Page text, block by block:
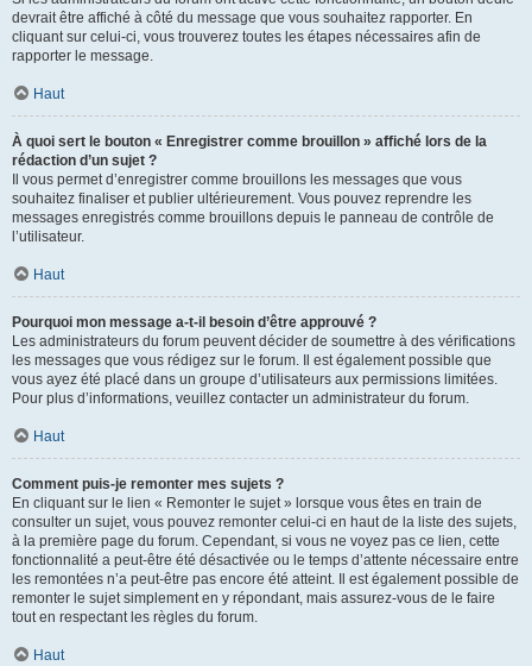
devrait être affiché à côté du message que vous souhaitez rapporter. En
cliquant sur celui-ci, vous trouverez toutes les étapes nécessaires afin de
rapporter le message.
Haut
À quoi sert le bouton « Enregistrer comme brouillon » affiché lors de la
rédaction d’un sujet ?
Il vous permet d’enregistrer comme brouillons les messages que vous
souhaitez finaliser et publier ultérieurement. Vous pouvez reprendre les
messages enregistrés comme brouillons depuis le panneau de contrôle de
l’utilisateur.
Haut
Pourquoi mon message a-t-il besoin d’être approuvé ?
Les administrateurs du forum peuvent décider de soumettre à des vérifications
les messages que vous rédigez sur le forum. Il est également possible que
vous ayez été placé dans un groupe d’utilisateurs aux permissions limitées.
Pour plus d’informations, veuillez contacter un administrateur du forum.
Haut
Comment puis-je remonter mes sujets ?
En cliquant sur le lien « Remonter le sujet » lorsque vous êtes en train de
consulter un sujet, vous pouvez remonter celui-ci en haut de la liste des sujets,
à la première page du forum. Cependant, si vous ne voyez pas ce lien, cette
fonctionnalité a peut-être été désactivée ou le temps d’attente nécessaire entre
les remontées n’a peut-être pas encore été atteint. Il est également possible de
remonter le sujet simplement en y répondant, mais assurez-vous de le faire
tout en respectant les règles du forum.
Haut